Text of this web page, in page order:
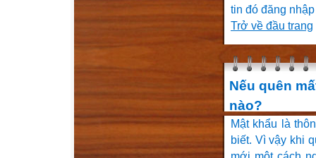
tin đó đăng
Trở về đầu trang
Nếu quên
nào?
Mật khẩu là
biết. Vì vậy khi